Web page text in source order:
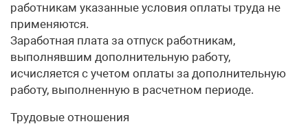
работникам указанные условия оплаты труда не
применяются.
Заработная плата за отпуск работникам,
выполнявшим дополнительную работу,
исчисляется с учетом оплаты за дополнительную
работу, выполненную в расчетном периоде.
Трудовые отношения